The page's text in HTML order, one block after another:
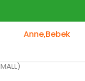
Anne,Bebek